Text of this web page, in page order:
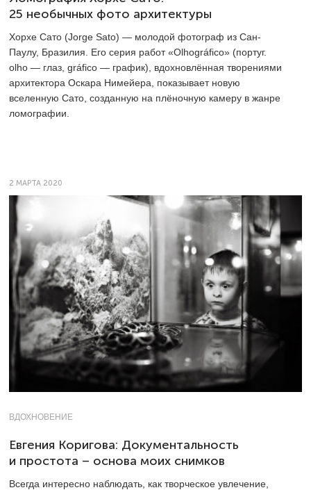
25 необычных фото архитектуры
Хорхе Сато (Jorge Sato) — молодой фотограф из Сан-
Паулу, Бразилия. Его серия работ «Olhográfico» (португ.
olho — глаз, gráfico — график), вдохновлённая творениями
архитектора Оскара Нимейера, показывает новую
вселенную Сато, созданную на плёночную камеру в жанре
ломографии.
2 МАРТА 2020
ВДОХНОВЕНИЕ
Евгения Коригова: Документальность
и простота – основа моих снимков
Всегда интересно наблюдать, как творческое увлечение,